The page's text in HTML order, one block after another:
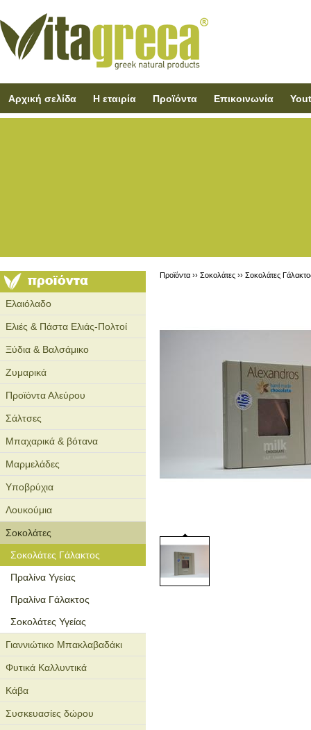
Αρχική σελίδα Η εταιρία Προϊόντα Επικοινωνία
Ελαιόλαδο
Ελιές & Πάστα Ελιάς-Πολτοί
Ξύδια & Βαλσάμικο
Ζυμαρικά
Προϊόντα Αλεύρου
Σάλτσες
Μπαχαρικά & βότανα
Μαρμελάδες
Υποβρύχια
Λουκούμια
Σοκολάτες
Σοκολάτες Γάλακτος
Πραλίνα Υγείας
Πραλίνα Γάλακτος
Σοκολάτες Υγείας
Γιαννιώτικο Μπακλαβαδάκι
Φυτικά Καλλυντικά
Κάβα
Συσκευασίες δώρου
Προϊόντα ›› Σοκολάτες ›› Σοκολάτες